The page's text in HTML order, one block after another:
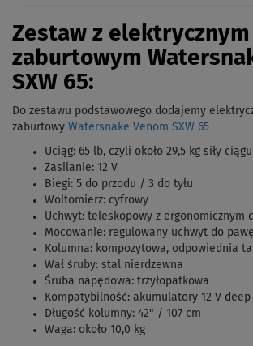
Zestaw z
zaburtowym
SXW 65:
Do zestawu podstawowego dodajemy
zaburtowy Watersnake Venom SXW 65
Uciąg: 65 lb, czyli około 29,5 kg siły ciągu
Zasilanie: 12 V
Biegi: 5 do przodu / 3 do tyłu
Woltomierz: cyfrowy
Uchwyt: teleskopowy z ergonomicznym
Mocowanie: regulowany uchwyt do
Kolumna: kompozytowa, odpowiednia
Wał śruby: stal nierdzewna
Śruba napędowa: trzyłopatkowa
Kompatybilność: akumulatory 12 V deep
Długość kolumny: 42" / 107 cm
Waga: około 10,0 kg